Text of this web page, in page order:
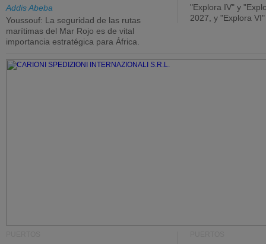
Addis Abeba
Youssouf: La seguridad de las rutas
marítimas del Mar Rojo es de vital
importancia estratégica para África.
"Explora IV" y
2027, y "Explora